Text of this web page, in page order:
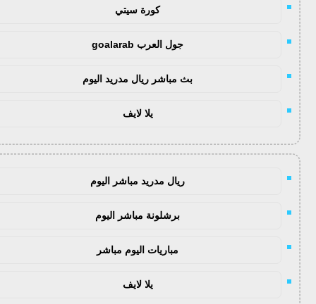
كورة سيتي
جول العرب goalarab
بث مباشر ريال مدريد اليوم
يلا لايف
ريال مدريد مباشر اليوم
برشلونة مباشر اليوم
مباريات اليوم مباشر
يلا لايف